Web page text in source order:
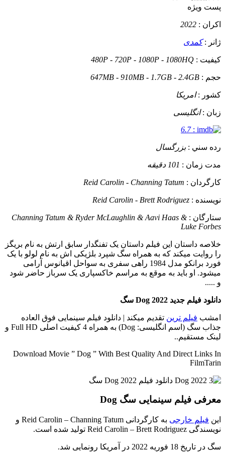
پست ويژه
اکران : 2022
ژانر :کمدی
کيفيت : 480P - 720P - 1080P - 1080HQ
حجم : 647MB - 910MB - 1.7GB - 2.4GB
کشور :امریکا
زبان :انگلیسی
:
6.7
رده سني :بزرگسال
مدت زمان : 101 دقیقه
کارگردان : Reid Carolin - Channing Tatum
نويسنده : Reid Carolin - Brett Rodriguez
ستارگان :Channing Tatum & Ryder McLaughlin & Aavi Haas &
Luke Forbes
خلاصه داستان این فیلم داستان یک تفنگدار سابق ارتش به نام بریگز
را روایت میکند که به همراه سگ شپرد بلژیکی اش به نام لولو با یک
فورد برانکو مدل 1984 راهی سفری به سواحل اقیانوس آرامی
میشود. او باید به موقع به مراسم خاکسپاری یک سرباز حاضر شود
و .....
دانلود فیلم جدید Dog 2022 سگ
امشب فیلم ترین تقدیم میکند | دانلود فیلم سینمایی فوق العاده
جذاب سگ (اسم انگلیسی: Dog) به همراه 4 کیفیت اصلی Full HD و
لینک مستقیم..
Download Movie ” Dog ” With Best Quality And Direct Links In
FilmTarin
معرفی فیلم سینمایی سگ Dog
این فیلم خارجی
به کارگردانی Reid Carolin – Channing Tatum و
نویسندگی Reid Carolin – Brett Rodriguez تولید شده است.
سگ در تاریخ 18 فوریه 2022 در آمریکا رونمایی شد.